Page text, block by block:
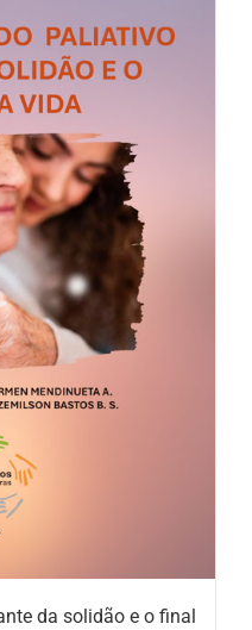
da solidão e o final